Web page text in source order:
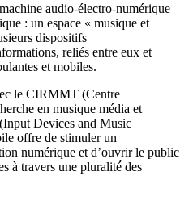
audio-électro-numérique
: un espace « musique et
dispositifs
reliés entre eux et
et mobiles.
le CIRMMT (Centre
en musique média et
Devices and Music
offre de stimuler un
numérique et d’ouvrir le public
à travers une pluralité́ des